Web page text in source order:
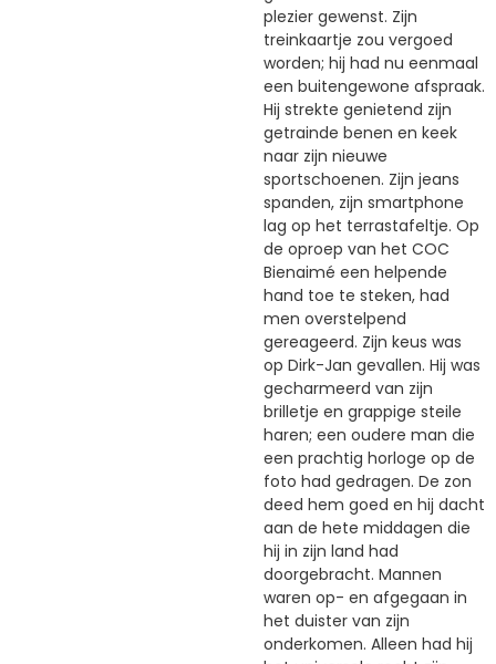
plezier gewenst. Zijn
treinkaartje zou vergoed
worden; hij had nu eenmaal
een buitengewone afspraak.
Hij strekte genietend zijn
getrainde benen en keek
naar zijn nieuwe
sportschoenen. Zijn jeans
spanden, zijn smartphone
lag op het terrastafeltje. Op
de oproep van het COC
Bienaimé een helpende
hand toe te steken, had
men overstelpend
gereageerd. Zijn keus was
op Dirk-Jan gevallen. Hij was
gecharmeerd van zijn
brilletje en grappige steile
haren; een oudere man die
een prachtig horloge op de
foto had gedragen. De zon
deed hem goed en hij dacht
aan de hete middagen die
hij in zijn land had
doorgebracht. Mannen
waren op- en afgegaan in
het duister van zijn
onderkomen. Alleen had hij